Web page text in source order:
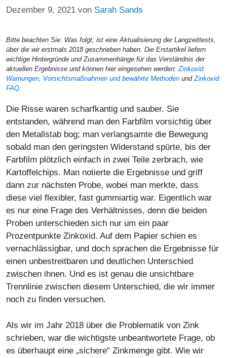
Dezember 9, 2021 von Sarah Sands
Bitte beachten Sie: Was folgt, ist eine Aktualisierung der Langzeittests,
über die wir erstmals 2018 geschrieben haben. Die Erstartikel liefern
wichtige Hintergründe und Zusammenhänge für das Verständnis der
aktuellen Ergebnisse und können hier eingesehen werden: Zinkoxid:
Warnungen, Vorsichtsmaßnahmen und bewährte Methoden und Zinkoxid:
FAQ
Die Risse waren scharfkantig und sauber. Sie
entstanden, während man den Farbfilm vorsichtig über
den Metallstab bog; man verlangsamte die Bewegung
sobald man den geringsten Widerstand spürte, bis der
Farbfilm plötzlich einfach in zwei Teile zerbrach, wie
Kartoffelchips. Man notierte die Ergebnisse und griff
dann zur nächsten Probe, wobei man merkte, dass
diese viel flexibler, fast gummiartig war. Eigentlich war
es nur eine Frage des Verhältnisses, denn die beiden
Proben unterschieden sich nur um ein paar
Prozentpunkte Zinkoxid. Auf dem Papier schien es
vernachlässigbar, und doch sprachen die Ergebnisse für
einen unbestreitbaren und deutlichen Unterschied
zwischen ihnen. Und es ist genau die unsichtbare
Trennlinie zwischen diesem Unterschied, die wir immer
noch zu finden versuchen.
Als wir im Jahr 2018 über die Problematik von Zink
schrieben, war die wichtigste unbeantwortete Frage, ob
es überhaupt eine „sichere“ Zinkmenge gibt. Wie wir